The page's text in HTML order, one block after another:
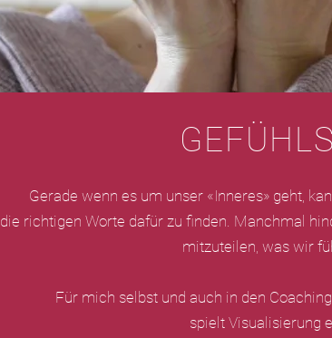
Gerade wenn es um unser «Inneres» geht,
die richtigen Worte dafür zu finden. Manchmal
mitzuteilen, was wir
Für mich selbst und auch in den
spielt Visualisierung